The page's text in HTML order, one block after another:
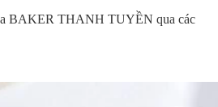
BAKER THANH TUYỀN qua các